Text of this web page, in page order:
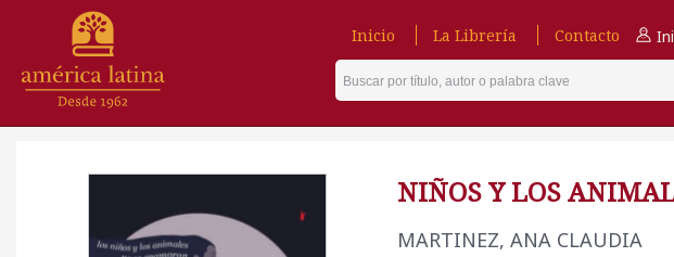
Inicio La Librería Contacto
NIÑOS Y LOS
MARTINEZ, ANA CLAUDIA